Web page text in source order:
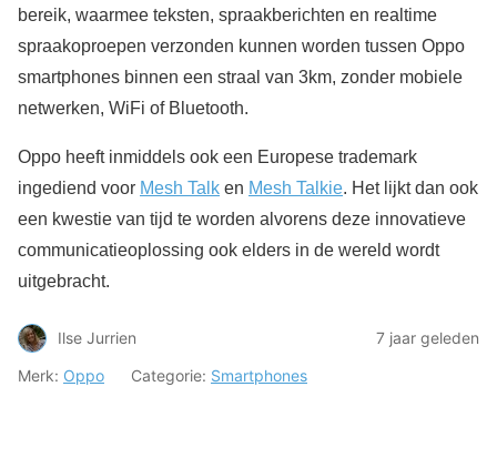
bereik, waarmee teksten, spraakberichten en realtime
spraakoproepen verzonden kunnen worden tussen Oppo
smartphones binnen een straal van 3km, zonder mobiele
netwerken, WiFi of Bluetooth.
Oppo heeft inmiddels ook een Europese trademark
ingediend voor Mesh Talk en Mesh Talkie. Het lijkt dan ook
een kwestie van tijd te worden alvorens deze innovatieve
communicatieoplossing ook elders in de wereld wordt
uitgebracht.
Ilse Jurrien
7 jaar geleden
Merk: Oppo Categorie: Smartphones